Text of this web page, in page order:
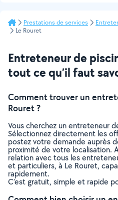
Prestations de services
Le Rouret
Entreteneur de
tout ce qu’il faut
Comment trouver un
Rouret ?
Vous cherchez un entreteneur
Sélectionnez directement les
postez votre demande auprès
proximité de votre localisation.
relation avec tous les
et particuliers, à Le Rouret,
rapidement.
C’est gratuit, simple et rapide